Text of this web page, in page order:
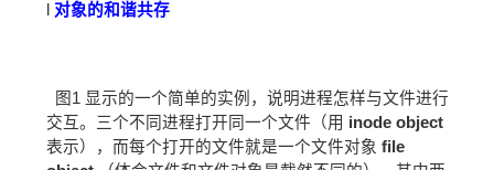
对象的和谐共存
图1 显示的一个简单的实例，说明进程怎样与文件进行
交互。三个不同进程打开同一个文件（用 inode object
表示），而每个打开的文件就是一个文件对象 file